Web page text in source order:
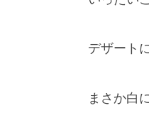
デザート
まさか白